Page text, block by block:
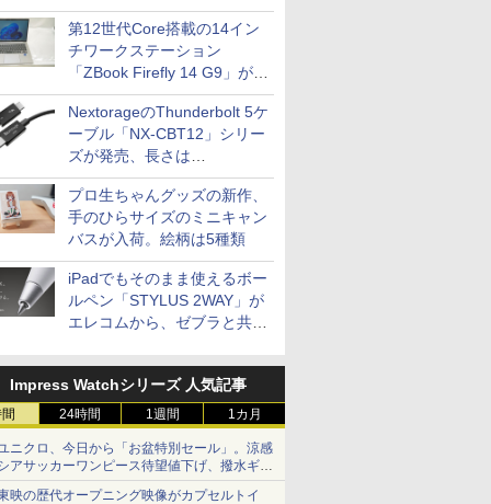
は？【8月7日(金)22時配信】
第12世代Core搭載の14イン
チワークステーション
「ZBook Firefly 14 G9」が
79,800円！秋葉原で中古PC
セール
NextorageのThunderbolt 5ケ
ーブル「NX-CBT12」シリー
ズが発売、長さは
30cm/50cm/1mの3種類
プロ生ちゃんグッズの新作、
手のひらサイズのミニキャン
バスが入荷。絵柄は5種類
iPadでもそのまま使えるボー
ルペン「STYLUS 2WAY」が
エレコムから、ゼブラと共同
Impress Watchシリーズ 人気記事
24時間 1週間 1カ月
ニクロ、今日から「お盆特別セール」。涼感
アサッカーワンピース待望値下げ、撥水ギア
ョーツは1990円に
映の歴代オープニング映像がカプセルトイ